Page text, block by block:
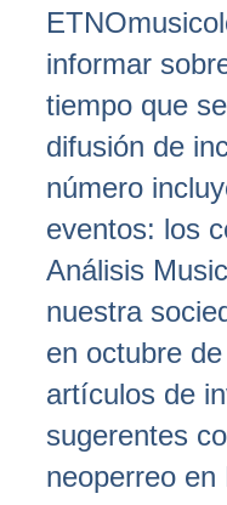
informar
tiempo que
difusión de
número
eventos: los
Análisis
nuestra
en octubre
artículos de
sugerentes
neoperreo